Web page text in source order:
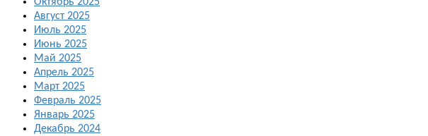
Август 2025
Июль 2025
Июнь 2025
Май 2025
Апрель 2025
Март 2025
Февраль 2025
Январь 2025
Декабрь 2024